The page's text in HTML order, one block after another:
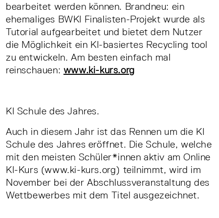
bearbeitet werden können. Brandneu: ein
ehemaliges BWKI Finalisten-Projekt wurde als
Tutorial aufgearbeitet und bietet dem Nutzer
die Möglichkeit ein KI-basiertes Recycling tool
zu entwickeln. Am besten einfach mal
reinschauen: www.ki-kurs.org
KI Schule des Jahres.
Auch in diesem Jahr ist das Rennen um die KI
Schule des Jahres eröffnet. Die Schule, welche
mit den meisten Schüler*innen aktiv am Online
KI-Kurs (www.ki-kurs.org) teilnimmt, wird im
November bei der Abschlussveranstaltung des
Wettbewerbes mit dem Titel ausgezeichnet.